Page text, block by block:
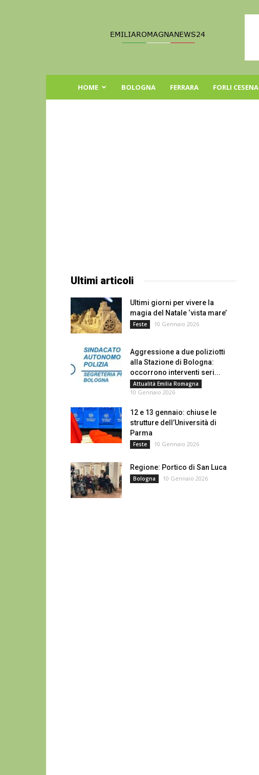
Romagna
HOME BOLOGNA FERRARA FORLI CESENA
Ultimi articoli
Ultimi giorni per vivere la
magia del Natale ‘vista mare’
Feste 10 Gennaio 2026
Aggressione a due poliziotti
alla Stazione di Bologna:
occorrono interventi seri...
Attualità Emilia Romagna
10 Gennaio 2026
12 e 13 gennaio: chiuse le
strutture dell’Università di
Parma
Feste 10 Gennaio 2026
Regione: Portico di San Luca
Bologna 10 Gennaio 2026